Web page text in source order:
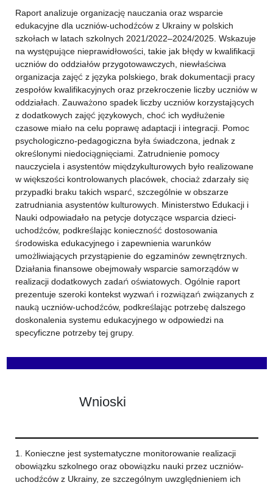
Raport analizuje organizację nauczania oraz wsparcie
edukacyjne dla uczniów-uchodźców z Ukrainy w polskich
szkołach w latach szkolnych 2021/2022–2024/2025. Wskazuje
na występujące nieprawidłowości, takie jak błędy w kwalifikacji
uczniów do oddziałów przygotowawczych, niewłaściwa
organizacja zajęć z języka polskiego, brak dokumentacji pracy
zespołów kwalifikacyjnych oraz przekroczenie liczby uczniów w
oddziałach. Zauważono spadek liczby uczniów korzystających
z dodatkowych zajęć językowych, choć ich wydłużenie
czasowe miało na celu poprawę adaptacji i integracji. Pomoc
psychologiczno-pedagogiczna była świadczona, jednak z
określonymi niedociągnięciami. Zatrudnienie pomocy
nauczyciela i asystentów międzykulturowych było realizowane
w większości kontrolowanych placówek, chociaż zdarzały się
przypadki braku takich wsparć, szczególnie w obszarze
zatrudniania asystentów kulturowych. Ministerstwo Edukacji i
Nauki odpowiadało na petycje dotyczące wsparcia dzieci-
uchodźców, podkreślając konieczność dostosowania
środowiska edukacyjnego i zapewnienia warunków
umożliwiających przystąpienie do egzaminów zewnętrznych.
Działania finansowe obejmowały wsparcie samorządów w
realizacji dodatkowych zadań oświatowych. Ogólnie raport
prezentuje szeroki kontekst wyzwań i rozwiązań związanych z
nauką uczniów-uchodźców, podkreślając potrzebę dalszego
doskonalenia systemu edukacyjnego w odpowiedzi na
specyficzne potrzeby tej grupy.
Wnioski
1. Konieczne jest systematyczne monitorowanie realizacji
obowiązku szkolnego oraz obowiązku nauki przez uczniów-
uchodźców z Ukrainy, ze szczególnym uwzględnieniem ich